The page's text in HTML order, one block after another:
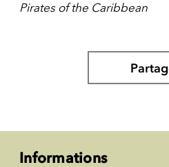
Pirates of the Caribbean
Informations